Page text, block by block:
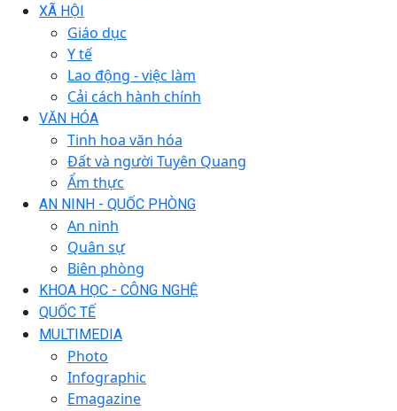
XÃ HỘI
Giáo dục
Y tế
Lao động - việc làm
Cải cách hành chính
VĂN HÓA
Tinh hoa văn hóa
Đất và người Tuyên Quang
Ẩm thực
AN NINH - QUỐC PHÒNG
An ninh
Quân sự
Biên phòng
KHOA HỌC - CÔNG NGHỆ
QUỐC TẾ
MULTIMEDIA
Photo
Infographic
Emagazine